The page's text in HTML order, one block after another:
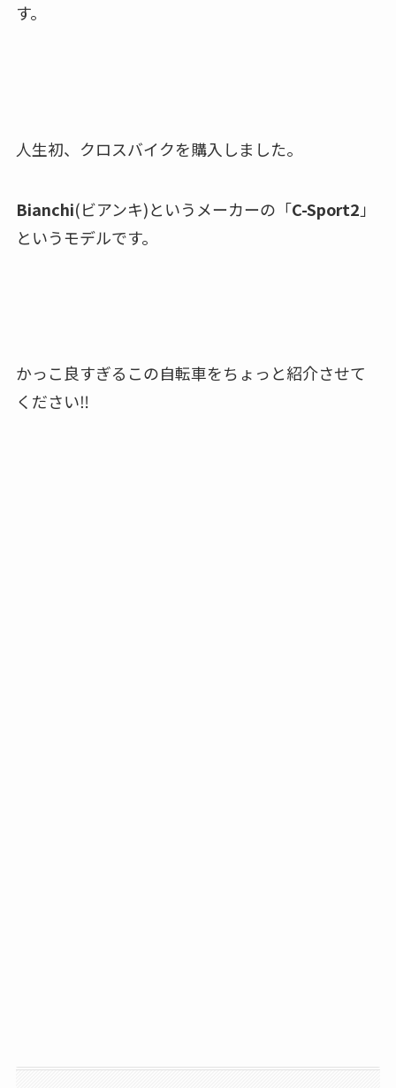
す。
人生初、クロスバイクを購入しました。
Bianchi(ビアンキ)というメーカーの「C-Sport2 」
というモデルです。
かっこ良すぎるこの自転車をちょっと紹介させて
ください‼︎